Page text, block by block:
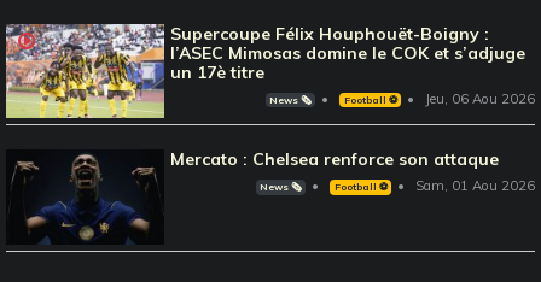
Supercoupe Félix Houphouët-Boigny :
l’ASEC Mimosas domine le COK et s’adjuge
un 17è titre
News 🗞️ Football ⚽️ Jeu, 06 Aou 2026
Mercato : Chelsea renforce son attaque
News 🗞️ Football ⚽️ Sam, 01 Aou 2026